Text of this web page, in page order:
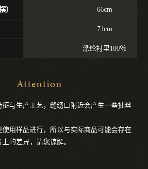
） 66cm
71cm
涤纶衬里100％
Attention
与生产工艺，缝纫口附近会产生一些抽丝
用样品进行，所以与实际商品可能会存在
的差异，请您谅解。